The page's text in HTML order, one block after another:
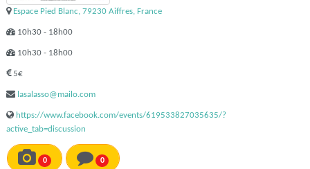
Espace Pied Blanc, 79230 Aiffres, France
10h30 - 18h00
10h30 - 18h00
5€
lasalasso@mailo.com
https://www.facebook.com/events/619533827035635/?
active_tab=discussion
0 0